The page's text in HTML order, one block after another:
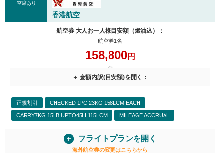
空席あり
香港航空
航空券 大人お一人様目安額（燃油込）：
航空券1名
158,800円
＋ 金額内訳(目安額)を開く：
正規割引 CHECKED 1PC 23KG 158LCM EACH
CARRY7KG 15LB UPTO45LI 115LCM MILEAGE ACCRUAL
フライトプランを開く
海外航空券の変更はこちらから